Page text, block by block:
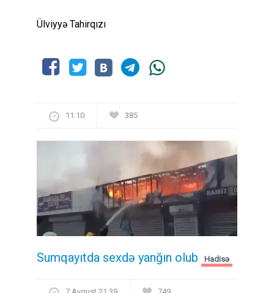
Ülviyyə Tahirqızı
11:10 385
Sumqayıtda sexdə yanğın olub Hadisə